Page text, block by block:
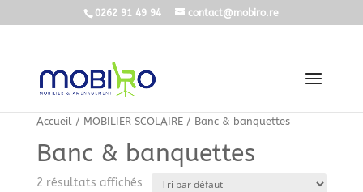
0262 91 49 94 contact@mobiro.re
Accueil/ MOBILIER SCOLAIRE/ Banc & banquettes
Banc & banquettes
2 résultats affichés